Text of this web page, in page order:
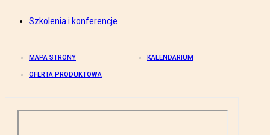
Szkolenia i konferencje
MAPA STRONY KALENDARIUM
OFERTA PRODUKTOWA